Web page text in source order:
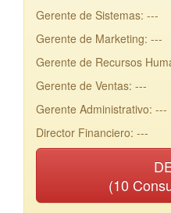
Gerente de Sistemas: ---
Gerente de Marketing: ---
Gerente de Recursos
Gerente de Ventas: ---
Gerente Administrativo: ---
Director Financiero: ---
(10